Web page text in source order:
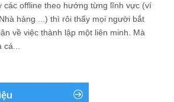
các offline theo hướng từng lĩnh vực (ví
hàng ...) thì rôi thấy mọi người bắt
về việc thành lập một liên minh. Mà